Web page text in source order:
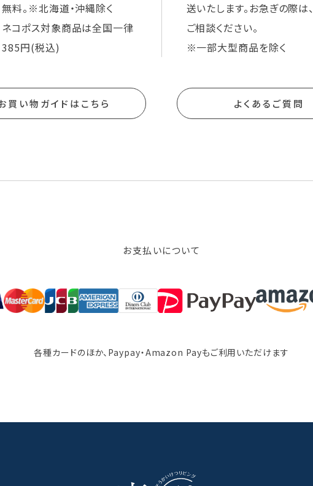
無料。※北海道・沖縄除く
ネコポス対象商品は全国一律
385円(税込)
送いたします。お急ぎの際は、
ご相談ください。
※一部大型商品を除く
買い物ガイドはこちら よくあるご質問
お支払いについて
各種カードのほか、Paypay・Amazon Payもご利用いただけます